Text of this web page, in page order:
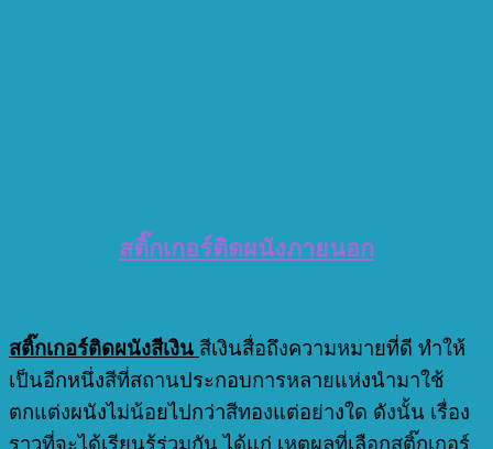
สติ๊กเกอร์ติดผนังภายนอก
สติ๊กเกอร์ติดผนังสีเงิน สีเงินสื่อถึงความหมายที่ดี ทำให้
เป็นอีกหนึ่งสีที่สถานประกอบการหลายแห่งนำมาใช้
ตกแต่งผนังไม่น้อยไปกว่าสีทองแต่อย่างใด ดังนั้น เรื่อง
ราวที่จะได้เรียนรู้ร่วมกัน ได้แก่ เหตุผลที่เลือกสติ๊กเกอร์